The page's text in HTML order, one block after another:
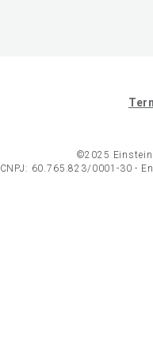
©2025
CNPJ: 60.765.823/0001-30 -